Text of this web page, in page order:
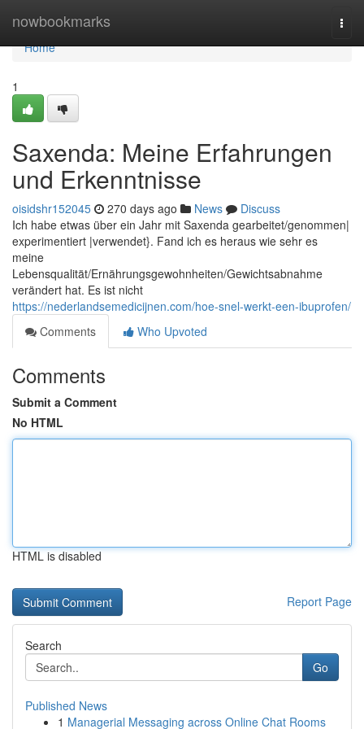
nowbookmarks
Home
Home
1
Saxenda: Meine Erfahrungen
und Erkenntnisse
oisidshr152045 270 days ago News
Discuss
Ich habe etwas über ein Jahr mit Saxenda gearbeitet/genommen|
experimentiert |verwendet}. Fand ich es heraus wie sehr es
meine
Lebensqualität/Ernährungsgewohnheiten/Gewichtsabnahme
verändert hat. Es ist nicht
https://nederlandsemedicijnen.com/hoe-snel-werkt-een-ibuprofen/
Comments
Who Upvoted
Comments
Submit a Comment
No HTML
HTML is disabled
Report Page
Search
Go
Published News
1 Managerial Messaging across Online Chat Rooms